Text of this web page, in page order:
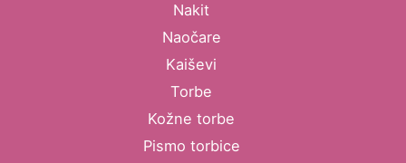
Nakit
Naočare
Kaiševi
Torbe
Kožne torbe
Pismo torbice